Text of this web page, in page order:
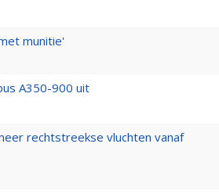
munitie'
A350-900 uit
rechtstreekse vluchten vanaf